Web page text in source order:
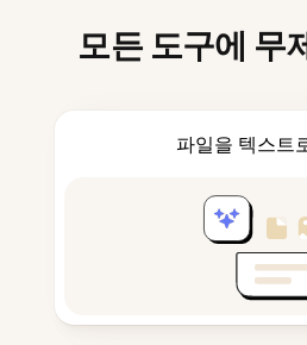
모든 도구에 무
파일을 텍스트